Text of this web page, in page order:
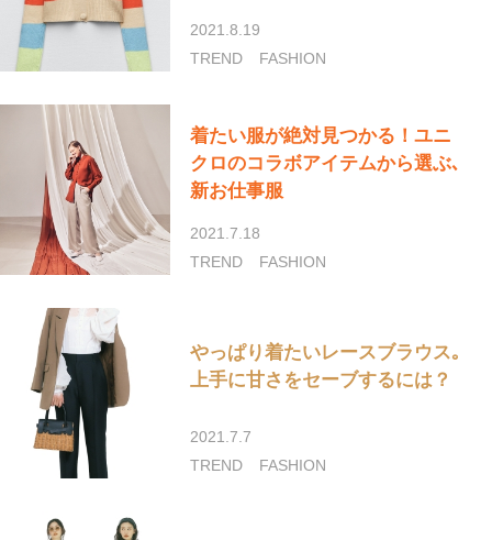
2021.8.19
TREND
FASHION
着たい服が絶対見つかる！ユニ
クロのコラボアイテムから選ぶ､
新お仕事服
2021.7.18
TREND
FASHION
やっぱり着たいレースブラウス｡
上手に甘さをセーブするには？
2021.7.7
TREND
FASHION